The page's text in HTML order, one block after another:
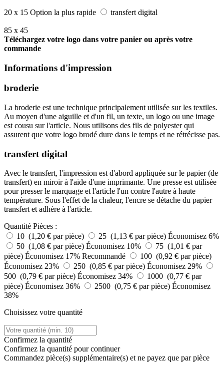
20 x 15 Option la plus rapide transfert digital
85 x 45
Téléchargez votre logo dans votre panier ou après votre
commande
Informations d'impression
broderie
La broderie est une technique principalement utilisée sur les textiles.
Au moyen d'une aiguille et d'un fil, un texte, un logo ou une image
est cousu sur l'article. Nous utilisons des fils de polyester qui
assurent que votre logo brodé dure dans le temps et ne rétrécisse pas.
transfert digital
Avec le transfert, l'impression est d'abord appliquée sur le papier (de
transfert) en miroir à l'aide d'une imprimante. Une presse est utilisée
pour presser le marquage et l'article l'un contre l'autre à haute
température. Sous l'effet de la chaleur, l'encre se détache du papier
transfert et adhère à l'article.
Quantité Pièces :
10 (1,20 € par pièce)
25 (1,13 € par pièce) Économisez 6%
50 (1,08 € par pièce) Économisez 10%
75 (1,01 € par
pièce) Économisez 17% Recommandé
100 (0,92 € par pièce)
Économisez 23%
250 (0,85 € par pièce) Économisez 29%
500 (0,79 € par pièce) Économisez 34%
1000 (0,77 € par
pièce) Économisez 36% 2500 (0,75 € par pièce) Économisez
38%
Choisissez votre quantité
Confirmez la quantité
Confirmez la quantité pour continuer
Commandez pièce(s) supplémentaire(s) et ne payez que par pièce